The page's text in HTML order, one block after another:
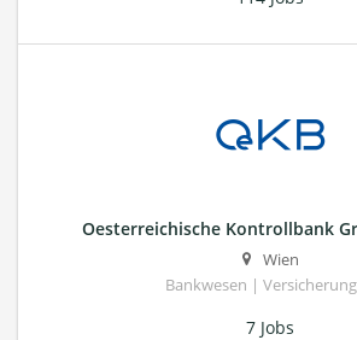
Oesterreichische Kontrollbank
Wien
Bankwesen |
7 Jobs